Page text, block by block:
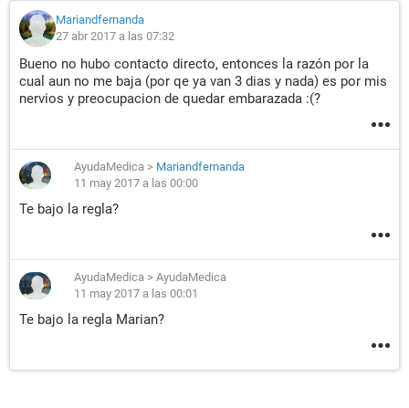
Mariandfernanda
27 abr 2017 a las 07:32
Bueno no hubo contacto directo, entonces la razón por la
cual aun no me baja (por qe ya van 3 dias y nada) es por mis
nervios y preocupacion de quedar embarazada :(?
AyudaMedica > Mariandfernanda
11 may 2017 a las 00:00
Te bajo la regla?
AyudaMedica > AyudaMedica
11 may 2017 a las 00:01
Te bajo la regla Marian?